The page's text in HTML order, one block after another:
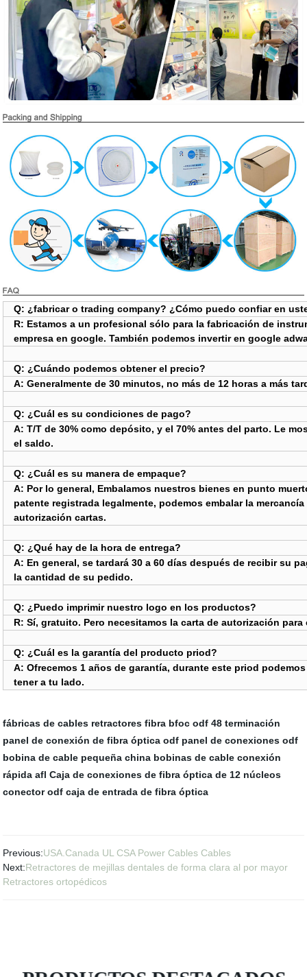
Q: ¿fabricar o trading company? ¿Cómo puedo confiar en
R: Estamos a un profesional sólo para la fabricación de
empresa en google. También podemos invertir en google
Q: ¿Cuándo podemos obtener el precio?
A: Generalmente de 30 minutos, no más de 12 horas a más
Q: ¿Cuál es su condiciones de pago?
A: T/T de 30% como depósito, y el 70% antes del parto. Le
el saldo.
Q: ¿Cuál es su manera de empaque?
A: Por lo general, Embalamos nuestros bienes en punto
patente registrada legalmente, podemos embalar la
autorización cartas.
Q: ¿Qué hay de la hora de entrega?
A: En general, se tardará 30 a 60 días después de recibir su
la cantidad de su pedido.
Q: ¿Puedo imprimir nuestro logo en los productos?
R: Sí, gratuito. Pero necesitamos la carta de autorización
Q: ¿Cuál es la garantía del producto priod?
A: Ofrecemos 1 años de garantía, durante este priod
tener a tu lado.
fábricas de cables retractores fibra bfoc odf 48 terminación
panel de conexión de fibra óptica odf panel de conexiones odf
bobina de cable pequeña china bobinas de cable conexión
rápida afl Caja de conexiones de fibra óptica de 12 núcleos
conector odf caja de entrada de fibra óptica
Previous:USA.Canada UL CSA Power Cables Cables
Next:Retractores de mejillas dentales de forma clara al por mayor
Retractores ortopédicos